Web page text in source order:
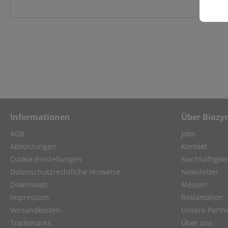
Informationen
AGB
Abkürzungen
Cookie-Einstellungen
Datenschutzrechtliche Hinweise
Downloads
Impressum
Versandkosten
Trademarks
Über
Jobs
Kontakt
Newsletter
Messen
Reklamation
Unsere
Über uns